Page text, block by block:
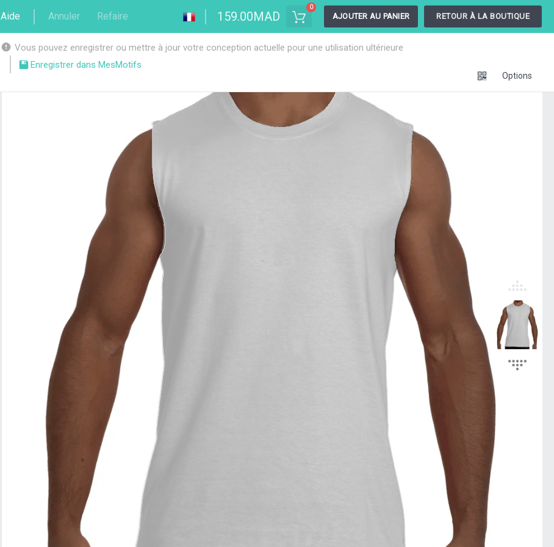
Aide Annuler Refaire 159.00MAD
0
AJOUTER AU PANIER RETOUR À LA BOUTIQUE
Vous pouvez enregistrer ou mettre à jour votre conception actuelle pour une utilisation ultérieure
Enregistrer dans MesMotifs
Options